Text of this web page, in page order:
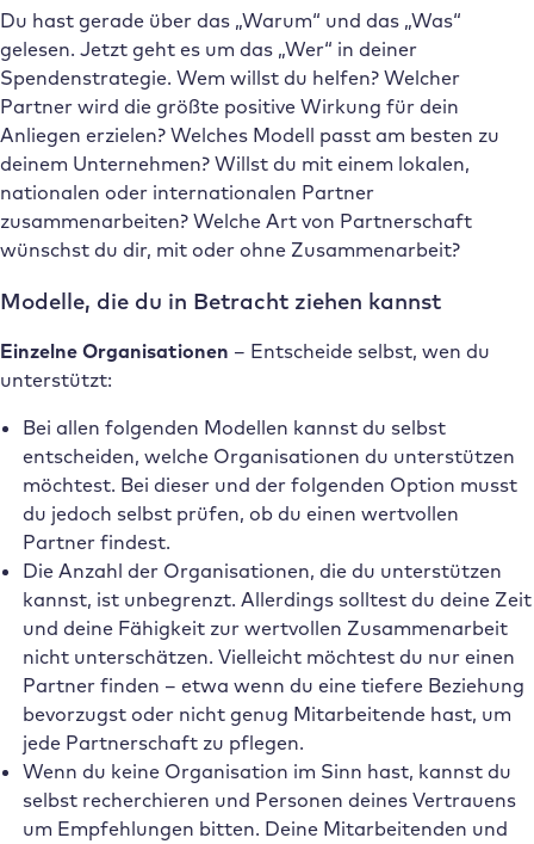
Du hast gerade über das „Warum“ und das „Was“
gelesen. Jetzt geht es um das „Wer“ in deiner
Spendenstrategie. Wem willst du helfen? Welcher
Partner wird die größte positive Wirkung für dein
Anliegen erzielen? Welches Modell passt am besten zu
deinem Unternehmen? Willst du mit einem lokalen,
nationalen oder internationalen Partner
zusammenarbeiten? Welche Art von Partnerschaft
wünschst du dir, mit oder ohne Zusammenarbeit?
Modelle, die du in Betracht ziehen kannst
Einzelne Organisationen – Entscheide selbst, wen du
unterstützt:
Bei allen folgenden Modellen kannst du selbst
entscheiden, welche Organisationen du unterstützen
möchtest. Bei dieser und der folgenden Option musst
du jedoch selbst prüfen, ob du einen wertvollen
Partner findest.
Die Anzahl der Organisationen, die du unterstützen
kannst, ist unbegrenzt. Allerdings solltest du deine Zeit
und deine Fähigkeit zur wertvollen Zusammenarbeit
nicht unterschätzen. Vielleicht möchtest du nur einen
Partner finden – etwa wenn du eine tiefere Beziehung
bevorzugst oder nicht genug Mitarbeitende hast, um
jede Partnerschaft zu pflegen.
Wenn du keine Organisation im Sinn hast, kannst du
selbst recherchieren und Personen deines Vertrauens
um Empfehlungen bitten. Deine Mitarbeitenden und